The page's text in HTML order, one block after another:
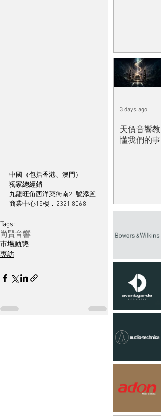
中國（包括香港、澳門）
獨家總經銷
九龍旺角西洋菜街南2T號添置
商業中心15樓．2321 8068
Tags:
尚賢音響
市場動態
專訪
天價音響教
懂我們的事
3 days ago